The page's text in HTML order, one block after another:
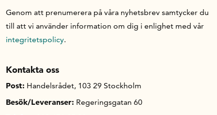
Genom att prenumerera på våra nyhetsbrev samtycker du
till att vi använder information om dig i enlighet med vår
integritetspolicy.
Kontakta oss
Post: Handelsrådet, 103 29 Stockholm
Besök/Leveranser: Regeringsgatan 60